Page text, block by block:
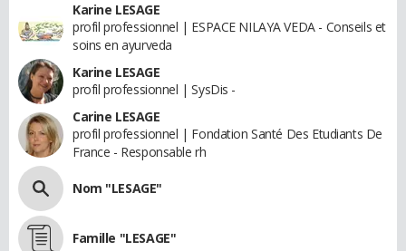
Karine LESAGE
profil professionnel | ESPACE NILAYA VEDA - Conseils et
soins en ayurveda
Karine LESAGE
profil professionnel | SysDis -
Carine LESAGE
profil professionnel | Fondation Santé Des Etudiants De
France - Responsable rh
Nom "LESAGE"
Famille "LESAGE"